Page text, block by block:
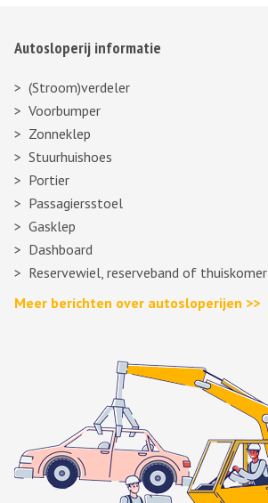
Autosloperij informatie
(Stroom)verdeler
Voorbumper
Zonneklep
Stuurhuishoes
Portier
Passagiersstoel
Gasklep
Dashboard
Reservewiel, reserveband of thuiskomer
Meer berichten over autosloperijen >>